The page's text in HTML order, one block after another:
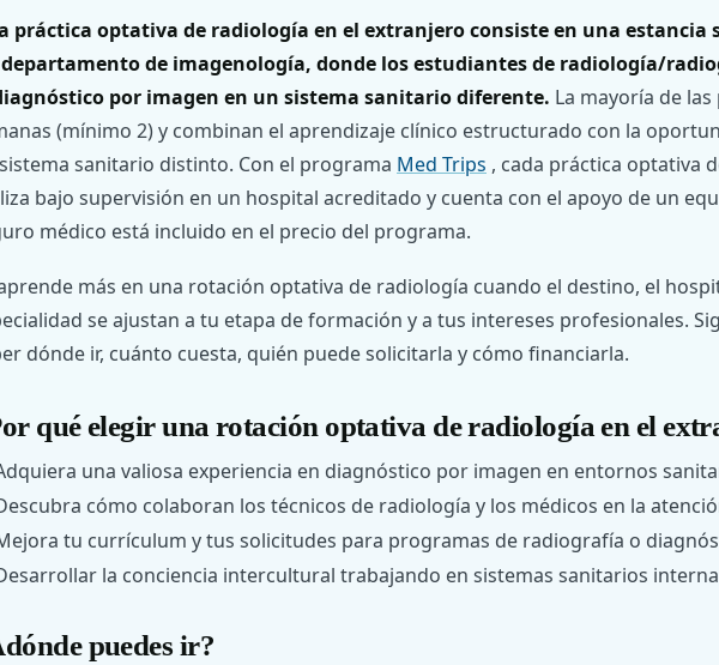
práctica optativa de radiología en el extranjero consiste en una estancia
de imagenología, donde los estudiantes de radiología/
por imagen en un sistema sanitario diferente. La mayoría de
(mínimo 2) y combinan el aprendizaje clínico estructurado con la
sanitario distinto. Con el programa Med Trips , cada práctica optativa
bajo supervisión en un hospital acreditado y cuenta con el apoyo de un
médico está incluido en el precio del programa.
más en una rotación optativa de radiología cuando el destino, el
se ajustan a tu etapa de formación y a tus intereses profesionales.
dónde ir, cuánto cuesta, quién puede solicitarla y cómo financiarla.
qué elegir una rotación optativa de radiología en el
una valiosa experiencia en diagnóstico por imagen en entornos
cómo colaboran los técnicos de radiología y los médicos en la
tu currículum y tus solicitudes para programas de radiografía o
la conciencia intercultural trabajando en sistemas sanitarios
puedes ir?